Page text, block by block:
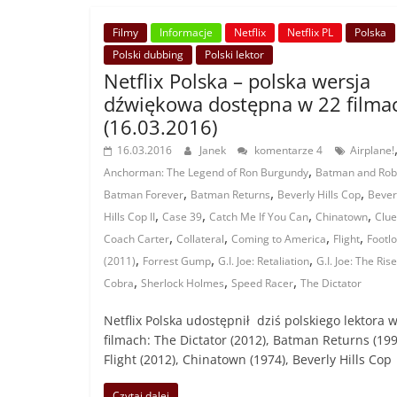
Filmy Informacje Netflix Netflix PL
Polska
Polski dubbing
Polski lektor
Netflix Polska – polska wersja
dźwiękowa dostępna w 22
(16.03.2016)
16.03.2016 Janek komentarze 4 Airplane!,
Anchorman: The Legend of Ron Burgundy, Batman and
Batman Forever, Batman Returns, Beverly Hills Cop,
Hills Cop II, Case 39, Catch Me If You Can, Chinatown,
Coach Carter, Collateral, Coming to America, Flight,
(2011), Forrest Gump, G.I. Joe: Retaliation, G.I. Joe: The
Cobra, Sherlock Holmes, Speed Racer, The Dictator
Netflix Polska udostępnił dziś polskiego lektora w
filmach: The Dictator (2012), Batman Returns
Flight (2012), Chinatown (1974), Beverly Hills Cop